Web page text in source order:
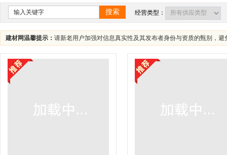
安全门 不锈钢防盗门 铝合金防盗门
电动门 感应门 高速门 工程门
套装门 防爆门 彩板门 防菌门
浮雕橱柜门
四川 海南 贵州 云南 西藏
搜索 经营类型：
建材网温馨提示： 请新老用户加强对信息真实性及其发布者身份与资质的甄别，